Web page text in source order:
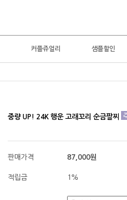
커플쥬얼리 샘플할인
중량 UP! 24K 행운 고래꼬리 순금팔찌
판매가격 87,000원
적립금 1%